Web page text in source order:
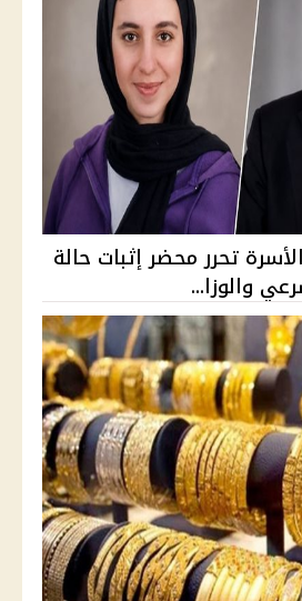
ريم.. الأسرة تحرر محضر إثبات حالة
والوزا...